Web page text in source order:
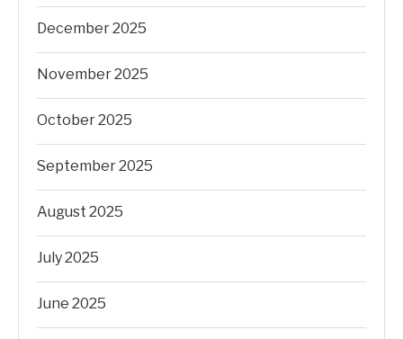
December 2025
November 2025
October 2025
September 2025
August 2025
July 2025
June 2025